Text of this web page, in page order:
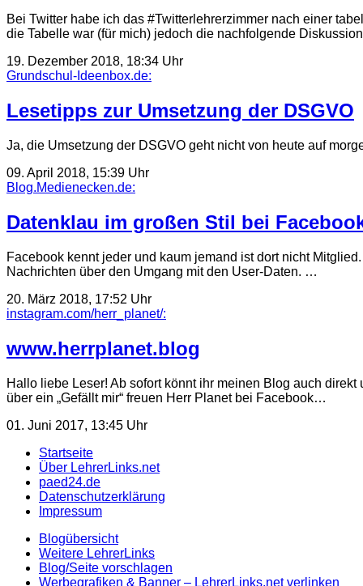
Bei Twitter habe ich das #Twitterlehrerzimmer nach einer
die Tabelle war (für mich) jedoch die nachfolgende
19. Dezember 2018, 18:34 Uhr
Grundschul-Ideenbox.de:
Lesetipps zur Umsetzung der DSGVO
Ja, die Umsetzung der DSGVO geht nicht von heute auf
09. April 2018, 15:39 Uhr
Blog.Medienecken.de:
Datenklau im großen Stil bei
Facebook kennt jeder und kaum jemand ist dort nicht
Nachrichten über den Umgang mit den User-Daten. …
20. März 2018, 17:52 Uhr
instagram.com/herr_planet/:
www.herrplanet.blog
Hallo liebe Leser! Ab sofort könnt ihr meinen Blog auch
über ein „Gefällt mir“ freuen Herr Planet bei Facebook…
01. Juni 2017, 13:45 Uhr
Startseite
Über LehrerLinks.net
paed24.de
Datenschutzerklärung
Impressum
Blogübersicht
Weitere LehrerLinks
Blog/Seite vorschlagen
Werbegrafiken & Banner – LehrerLinks.net verlinken